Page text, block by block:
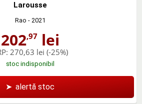
Larousse
Rao - 2021
202,97lei
270,63 lei (-25%)
stoc indisponibil
➤ alertă stoc